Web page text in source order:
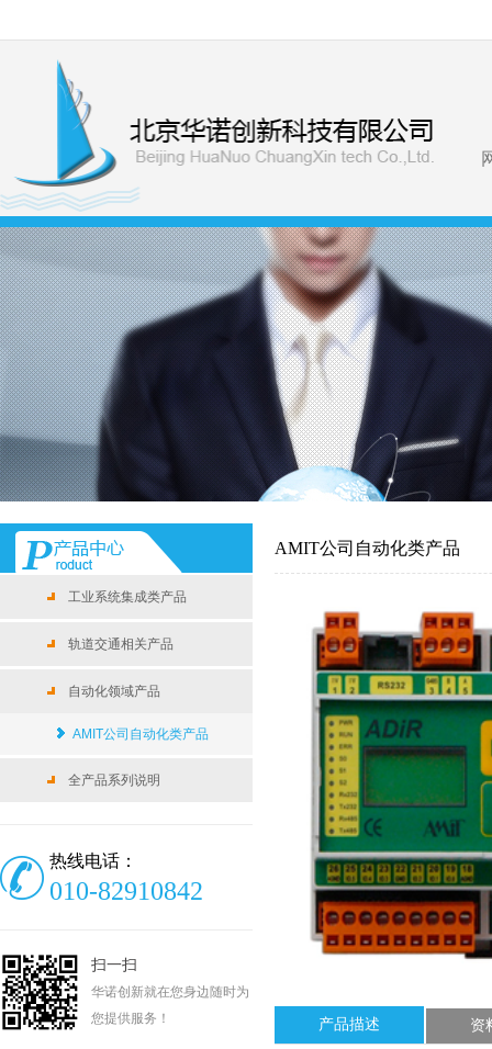
工业系统集成类产品
轨道交通相关产品
自动化领域产品
AMIT公司自动化类产品
全产品系列说明
热线电话：
010-82910842
扫一扫
华诺创新就在您身边随时为
您提供服务！
AMIT公司自动化类产品
产品描述 资